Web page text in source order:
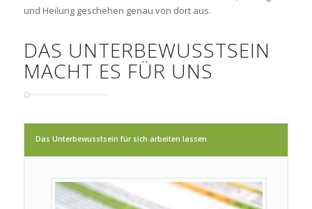
und Heilung geschehen genau von dort aus.
DAS UNTERBEWUSSTSEIN
MACHT ES FÜR UNS
Das Unterbewusstsein für sich arbeiten lassen